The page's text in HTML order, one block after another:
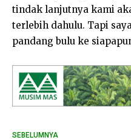
tindak lanjutnya kami
terlebih dahulu. Tapi
pandang bulu ke
SEBELUMNYA